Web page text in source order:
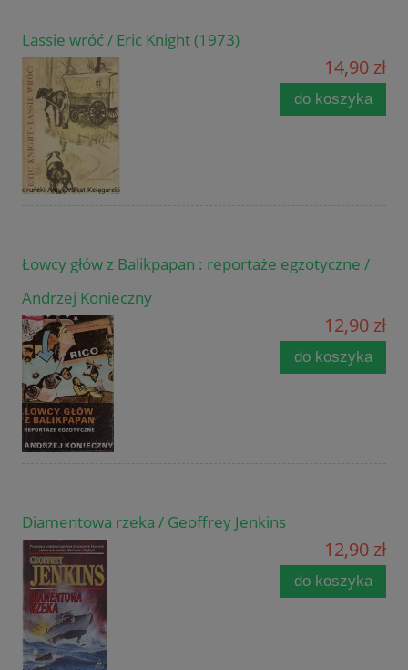
Lassie wróć / Eric Knight (1973)
14,90 zł
do koszyka
Łowcy głów z Balikpapan : reportaże egzotyczne /
Andrzej Konieczny
12,90 zł
do koszyka
Diamentowa rzeka / Geoffrey Jenkins
12,90 zł
do koszyka